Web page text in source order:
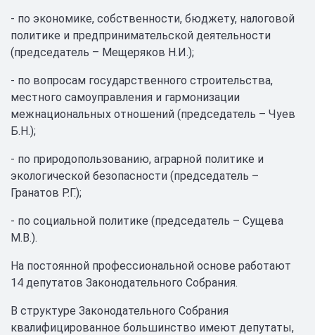
- по экономике, собственности, бюджету, налоговой
политике и предпринимательской деятельности
(председатель – Мещеряков Н.И.);
- по вопросам государственного строительства,
местного самоуправления и гармонизации
межнациональных отношений (председатель – Чуев
Б.Н.);
- по природопользованию, аграрной политике и
экологической безопасности (председатель –
Гранатов Р.Г.);
- по социальной политике (председатель – Сущева
М.В.).
На постоянной профессиональной основе работают
14 депутатов Законодательного Собрания.
В структуре Законодательного Собрания
квалифицированное большинство имеют депутаты,